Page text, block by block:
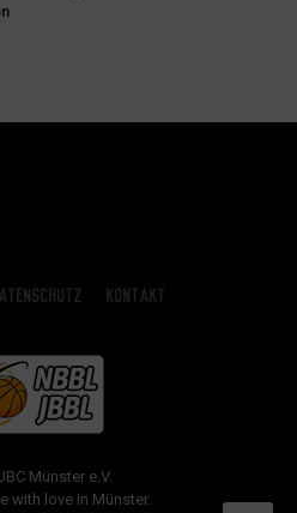
Kontakt
Münster e.V.
with love in Münster.